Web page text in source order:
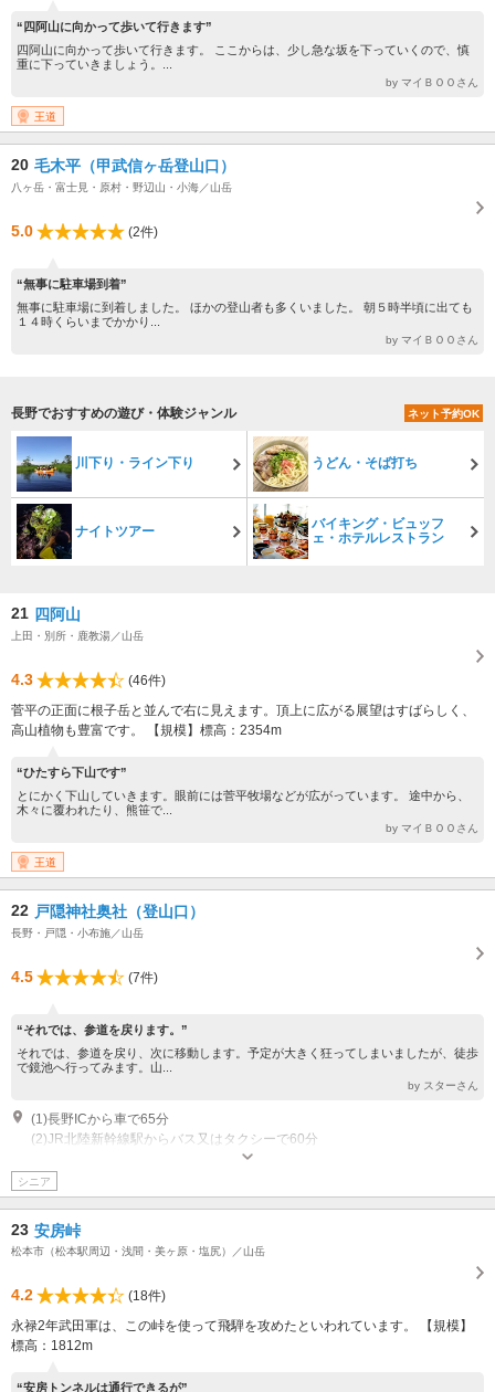
“四阿山に向かって歩いて行きます”
四阿山に向かって歩いて行きます。 ここからは、少し急な坂を下っていくので、慎
重に下っていきましょう。...
by マイＢＯＯさん
王道
20 毛木平（甲武信ヶ岳登山口）
八ヶ岳・富士見・原村・野辺山・小海／山岳
5.0 (2件)
“無事に駐車場到着”
無事に駐車場に到着しました。 ほかの登山者も多くいました。 朝５時半頃に出ても
１４時くらいまでかかり...
by マイＢＯＯさん
長野でおすすめの遊び・体験ジャンル ネット予約OK
川下り・ライン下り うどん・そば打ち
ナイトツアー
バイキング・ビュッフ
ェ・ホテルレストラン
21 四阿山
上田・別所・鹿教湯／山岳
4.3
(46件)
菅平の正面に根子岳と並んで右に見えます。頂上に広がる展望はすばらしく、
高山植物も豊富です。 【規模】標高：2354m
“ひたすら下山です”
とにかく下山していきます。眼前には菅平牧場などが広がっています。 途中から、
木々に覆われたり、熊笹で...
by マイＢＯＯさん
王道
22 戸隠神社奥社（登山口）
長野・戸隠・小布施／山岳
4.5 (7件)
“それでは、参道を戻ります。”
それでは、参道を戻り、次に移動します。予定が大きく狂ってしまいましたが、徒歩
で鏡池へ行ってみます。山...
by スターさん
(1)長野ICから車で65分
(2)JR北陸新幹線駅からバス又はタクシーで60分
シニア
23 安房峠
松本市（松本駅周辺・浅間・美ヶ原・塩尻）／山岳
4.2
(18件)
永禄2年武田軍は、この峠を使って飛騨を攻めたといわれています。 【規模】
標高：1812m
“安房トンネルは通行できるが”